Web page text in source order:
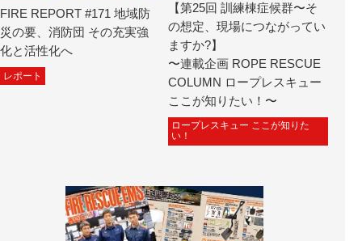
FIRE REPORT #171 地域防
災の要、消防団 その充実強
化と活性化へ
レポート
【第25回 訓練棟症候群〜そ
の想定、現場につながってい
ますか?】
〜連載企画 ROPE RESCUE
COLUMN ロープレスキュー
ここが知りたい！〜
ロープレスキュー ここが知りた
い！